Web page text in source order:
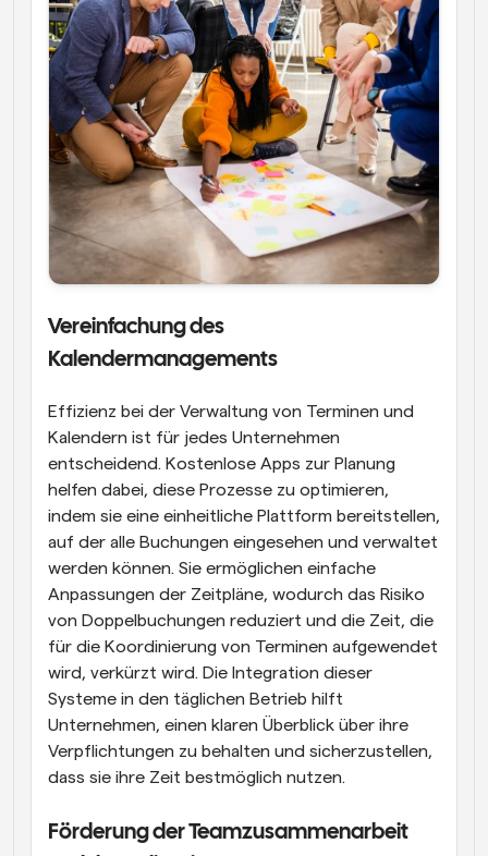
Vereinfachung des
Kalendermanagements
Effizienz bei der Verwaltung von Terminen und
Kalendern ist für jedes Unternehmen
entscheidend. Kostenlose Apps zur Planung
helfen dabei, diese Prozesse zu optimieren,
indem sie eine einheitliche Plattform bereitstellen,
auf der alle Buchungen eingesehen und verwaltet
werden können. Sie ermöglichen einfache
Anpassungen der Zeitpläne, wodurch das Risiko
von Doppelbuchungen reduziert und die Zeit, die
für die Koordinierung von Terminen aufgewendet
wird, verkürzt wird. Die Integration dieser
Systeme in den täglichen Betrieb hilft
Unternehmen, einen klaren Überblick über ihre
Verpflichtungen zu behalten und sicherzustellen,
dass sie ihre Zeit bestmöglich nutzen.
Förderung der Teamzusammenarbeit